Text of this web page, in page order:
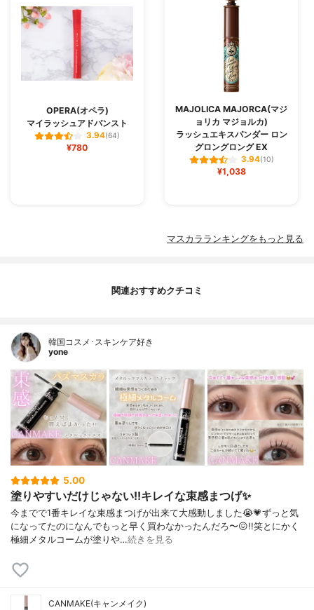
OPERA(オペラ)
マイラッシュアドバンスト
3.94(64)
¥780
MAJOLICA MAJORCA(マジ
ョリカ マジョルカ)
ラッシュエキスパンダー ロン
グロングロング EX
3.94(10)
¥1,038
マスカラランキングをもっと見る
関連おすすめクチコミ
韓国コスメ･スキンケア好き
yone
5.00
塗りやすいだけじゃない!!キレイな束感まつげ✨️
今までで1番キレイな束感まつげが出来て大感動しました😭💗⁡ずっと気
になってたのになんでもっと早く買わなかったんだろ〜😖!!笑⁡⁡とにかく
極細メタルコームが塗りや…続きを見る
CANMAKE(キャンメイク)